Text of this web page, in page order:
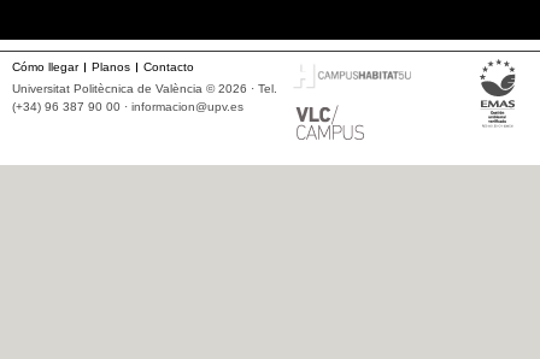
Cómo llegar Planos
Contacto
Universitat Politècnica de València © 2026 · Tel.
(+34) 96 387 90 00 · informacion@upv.es